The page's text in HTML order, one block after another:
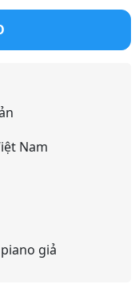
là:
Nam
giả